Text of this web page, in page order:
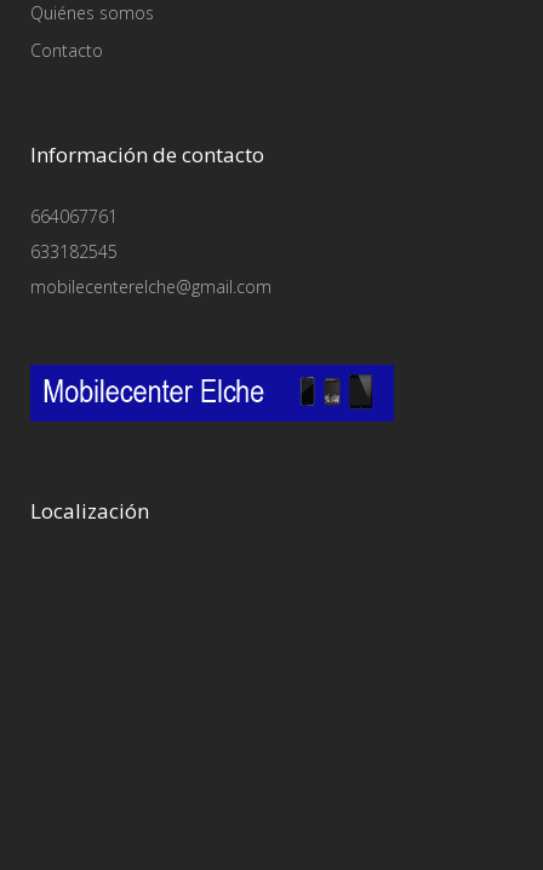
Quiénes somos
Contacto
Información de contacto
664067761
633182545
mobilecenterelche@gmail.com
Localización